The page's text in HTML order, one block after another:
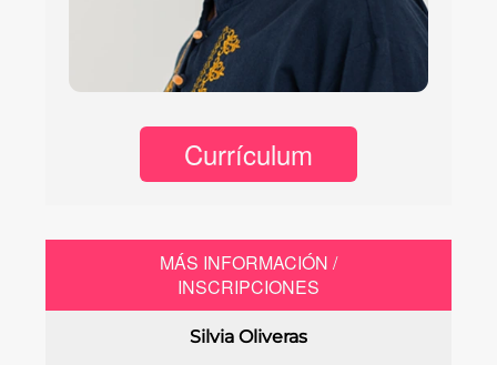
Currículum
MÁS INFORMACIÓN /
INSCRIPCIONES
Silvia Oliveras